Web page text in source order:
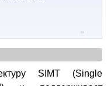
SIMT (Single